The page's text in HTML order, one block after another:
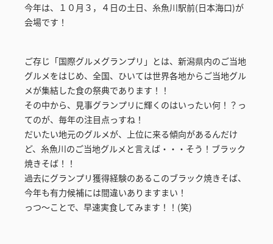
今年は、１０月３，４日の土日、糸魚川駅前(日本海口)が
会場です！
ご存じ「国際グルメグランプリ」とは、新潟県内のご当地
グルメをはじめ、全国、ひいては世界各地からご当地グル
メが集結した食の祭典であります！！
その中から、見事グランプリに輝くのはいったい何！？っ
てのが、毎年の注目点っすね！
だいたい地元のグルメが、上位に来る傾向があるんだけ
ど、糸魚川のご当地グルメと言えば・・・そう！ブラック
焼きそば！！
過去にグランプリ獲得経験のあるこのブラック焼きそば、
今年も有力候補には間違いありますまい！
っつ～ことで、早速実食してみます！！(笑)